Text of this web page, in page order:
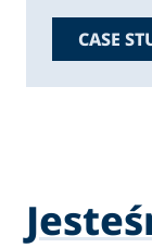
CASE